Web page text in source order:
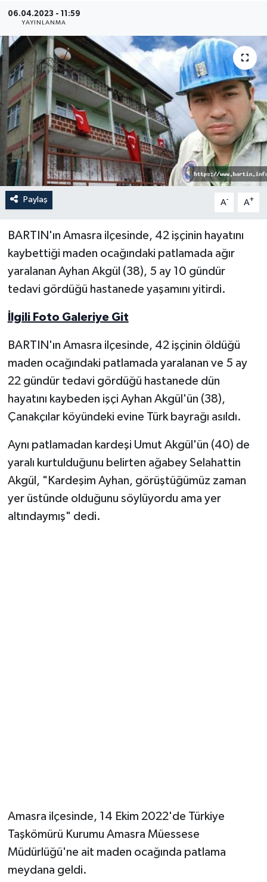
06.04.2023 - 11:59
YAYINLANMA
Paylaş A- A+
BARTIN'ın Amasra ilçesinde, 42 işçinin hayatını
kaybettiği maden ocağındaki patlamada ağır
yaralanan Ayhan Akgül (38), 5 ay 10 gündür
tedavi gördüğü hastanede yaşamını yitirdi.
İlgili Foto Galeriye Git
BARTIN'ın Amasra ilçesinde, 42 işçinin öldüğü
maden ocağındaki patlamada yaralanan ve 5 ay
22 gündür tedavi gördüğü hastanede dün
hayatını kaybeden işçi Ayhan Akgül'ün (38),
Çanakçılar köyündeki evine Türk bayrağı asıldı.
Aynı patlamadan kardeşi Umut Akgül'ün (40) de
yaralı kurtulduğunu belirten ağabey Selahattin
Akgül, "Kardeşim Ayhan, görüştüğümüz zaman
yer üstünde olduğunu söylüyordu ama yer
altındaymış" dedi.
Amasra ilçesinde, 14 Ekim 2022'de Türkiye
Taşkömürü Kurumu Amasra Müessese
Müdürlüğü'ne ait maden ocağında patlama
meydana geldi.
Medya
Sağlık
Sinema
Sivil Toplum
Siyaset
Spor
Tarım
Turizm
Yaşam
Yerel Yönetimler
DÜNYA